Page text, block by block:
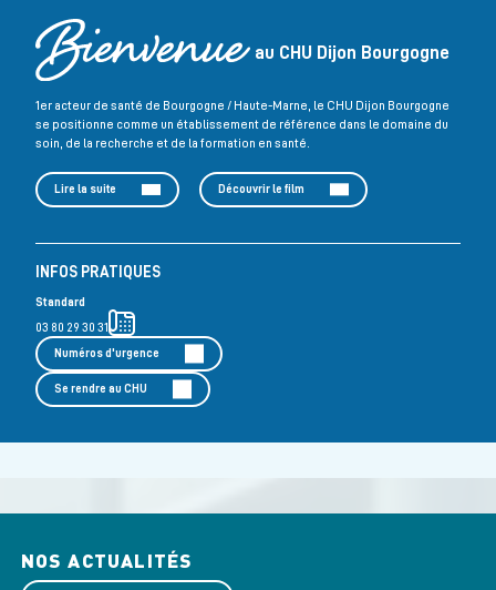
au CHU Dijon Bourgogne
1er acteur de santé de Bourgogne / Haute-Marne, le CHU Dijon Bourgogne
se positionne comme un établissement de référence dans le domaine du
soin, de la recherche et de la formation en santé.
Lire la suite Découvrir le film
INFOS PRATIQUES
Standard
03 80 29 30 31
Numéros d'urgence
Se rendre au CHU
NOS ACTUALITÉS